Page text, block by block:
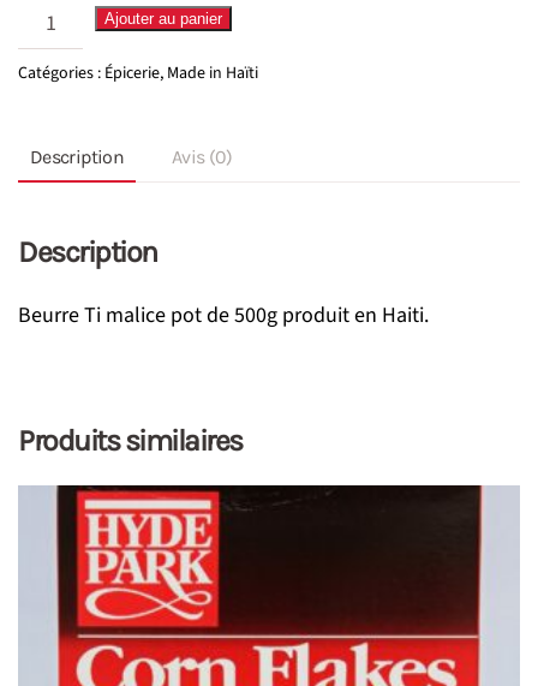
quantité
de
malice
Ajouter au panier
Catégories : Épicerie, Made in Haïti
Description Avis (0)
Description
Beurre Ti malice pot de 500g produit en Haiti.
Produits similaires